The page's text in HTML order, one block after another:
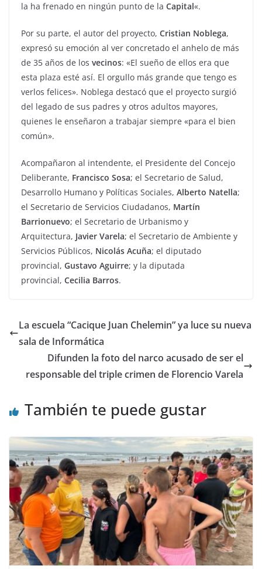
la ha frenado en ningún punto de la Capital«.
Por su parte, el autor del proyecto, Cristian Noblega,
expresó su emoción al ver concretado el anhelo de más
de 35 años de los vecinos: «El sueño de ellos era que
esta plaza esté así. El orgullo más grande que tengo es
verlos felices». Noblega destacó que el proyecto surgió
del legado de sus padres y otros adultos mayores,
quienes le enseñaron a trabajar siempre «para el bien
común».
Acompañaron al intendente, el Presidente del Concejo
Deliberante, Francisco Sosa; el Secretario de Salud,
Desarrollo Humano y Políticas Sociales, Alberto Natella;
el Secretario de Servicios Ciudadanos, Martín
Barrionuevo; el Secretario de Urbanismo y
Arquitectura, Javier Varela; el Secretario de Ambiente y
Servicios Públicos, Nicolás Acuña; el diputado
provincial, Gustavo Aguirre; y la diputada
provincial, Cecilia Barros.
La escuela “Cacique Juan Chelemin” ya luce su nueva
sala de Informática
Difunden la foto del narco acusado de ser el
responsable del triple crimen de Florencio Varela
También te puede gustar